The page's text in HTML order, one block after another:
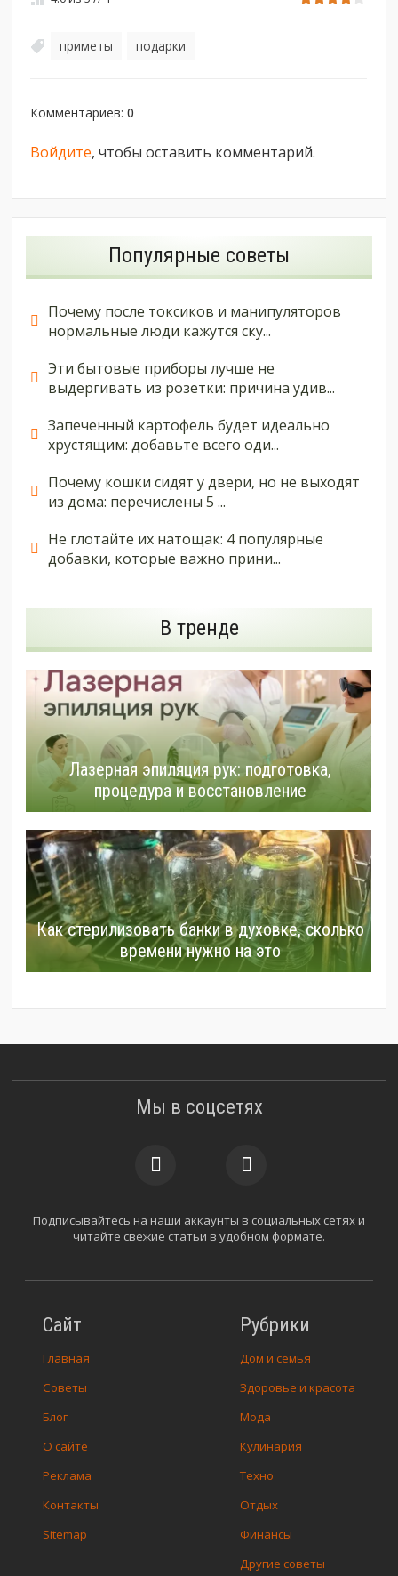
приметы подарки
Комментариев:0
Войдите, чтобы оставить комментарий.
Популярные советы
Почему после токсиков и манипуляторов
нормальные люди кажутся ску...
Эти бытовые приборы лучше не
выдергивать из розетки: причина удив...
Запеченный картофель будет идеально
хрустящим: добавьте всего оди...
Почему кошки сидят у двери, но не выходят
из дома: перечислены 5 ...
Не глотайте их натощак: 4 популярные
добавки, которые важно прини...
В тренде
Лазерная эпиляция рук: подготовка,
процедура и восстановление
Как стерилизовать банки в духовке, сколько
времени нужно на это
Сайт
Главная
Советы
Блог
О сайте
Реклама
Контакты
Sitemap
Рубрики
Дом и семья
Здоровье и красота
Мода
Кулинария
Техно
Отдых
Финансы
Другие советы
Мы в соцсетях
Подписывайтесь на наши аккаунты в социальных сетях и
читайте свежие статьи в удобном формате.